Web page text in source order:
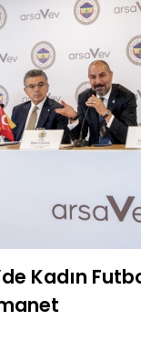
Kadın